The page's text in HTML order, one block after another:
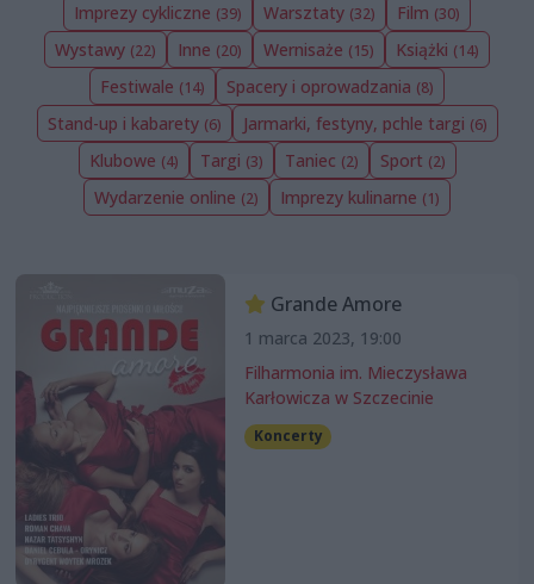
Imprezy cykliczne (39) Warsztaty (32) Film (30)
Wystawy (22) Inne (20) Wernisaże (15) Książki (14)
Festiwale (14) Spacery i oprowadzania (8)
Stand-up i kabarety (6) Jarmarki, festyny, pchle targi (6)
Klubowe (4) Targi (3) Taniec (2) Sport (2)
Wydarzenie online (2) Imprezy kulinarne (1)
Grande Amore
1 marca 2023, 19:00
Filharmonia im. Mieczysława
Karłowicza w Szczecinie
Koncerty